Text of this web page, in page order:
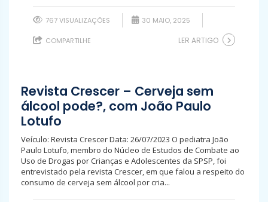
767 VISUALIZAÇÕES 30 MAIO, 2025
COMPARTILHE LER ARTIGO
Revista Crescer – Cerveja sem
álcool pode?, com João Paulo
Lotufo
Veículo: Revista Crescer Data: 26/07/2023 O pediatra João
Paulo Lotufo, membro do Núcleo de Estudos de Combate ao
Uso de Drogas por Crianças e Adolescentes da SPSP, foi
entrevistado pela revista Crescer, em que falou a respeito do
consumo de cerveja sem álcool por cria...